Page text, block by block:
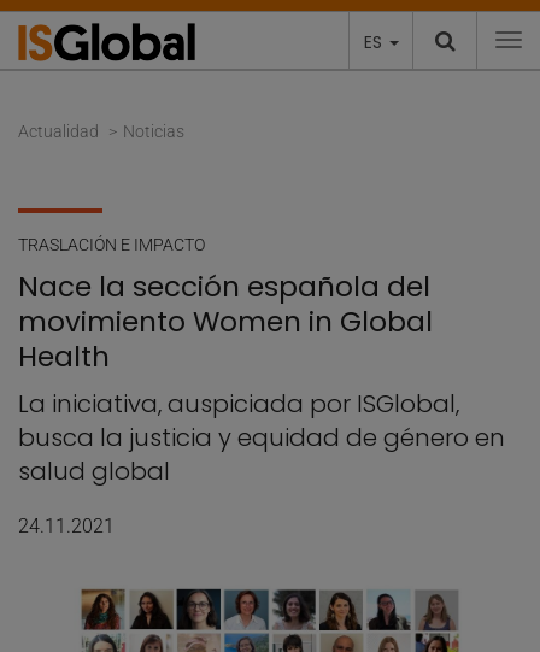
ES
Actualidad Noticias
TRASLACIÓN E IMPACTO
Nace la sección española del
movimiento Women in Global
Health
La iniciativa, auspiciada por ISGlobal,
busca la justicia y equidad de género en
salud global
24.11.2021